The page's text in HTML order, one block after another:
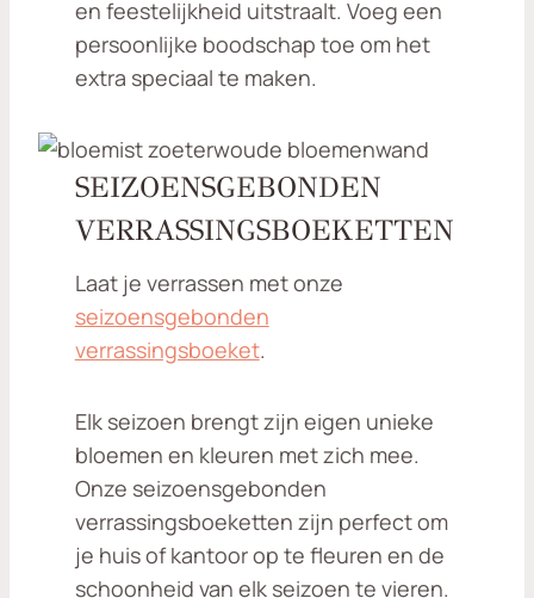
en feestelijkheid uitstraalt. Voeg een
persoonlijke boodschap toe om het
extra speciaal te maken.
SEIZOENSGEBONDEN
VERRASSINGSBOEKETTEN
Laat je verrassen met onze
seizoensgebonden
verrassingsboeket.
Elk seizoen brengt zijn eigen unieke
bloemen en kleuren met zich mee.
Onze seizoensgebonden
verrassingsboeketten zijn perfect om
je huis of kantoor op te fleuren en de
schoonheid van elk seizoen te vieren.